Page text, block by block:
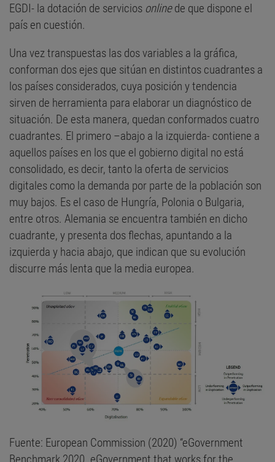
EGDI- la dotación de servicios onlinede que dispone el
país en cuestión.
Una vez transpuestas las dos variables a la gráfica,
conforman dos ejes que sitúan en distintos cuadrantes a
los países considerados, cuya posición y tendencia
sirven de herramienta para elaborar un diagnóstico de
situación. De esta manera, quedan conformados cuatro
cuadrantes. El primero –abajo a la izquierda- contiene a
aquellos países en los que el gobierno digital no está
consolidado, es decir, tanto la oferta de servicios
digitales como la demanda por parte de la población son
muy bajos. Es el caso de Hungría, Polonia o Bulgaria,
entre otros. Alemania se encuentra también en dicho
cuadrante, y presenta dos flechas, apuntando a la
izquierda y hacia abajo, que indican que su evolución
discurre más lenta que la media europea.
Fuente: European Commission (2020) “eGovernment
Benchmark 2020. eGovernment that works for the